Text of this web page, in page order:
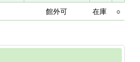
館外可 在庫 ○